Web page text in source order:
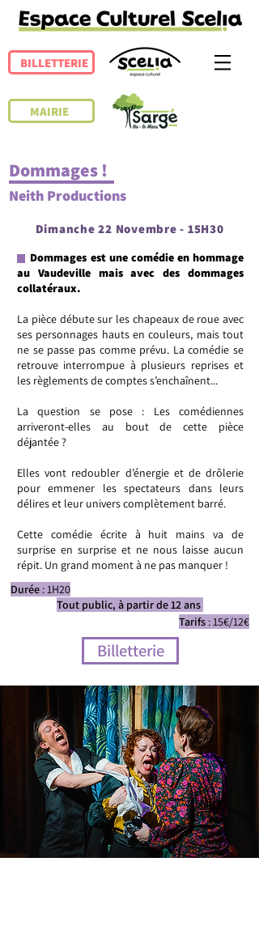
BILLETTERIE
MAIRIE
Dommages !
Neith Productions
Dimanche 22 Novembre - 15H30
Dommages est une comédie en hommage
au Vaudeville mais avec des dommages
collatéraux.
La pièce débute sur les chapeaux de roue avec
ses personnages hauts en couleurs, mais tout
ne se passe pas comme prévu. La comédie se
retrouve interrompue à plusieurs reprises et
les règlements de comptes s’enchaînent...
La question se pose : Les comédiennes
arriveront-elles au bout de cette pièce
déjantée ?
Elles vont redoubler d’énergie et de drôlerie
pour emmener les spectateurs dans leurs
délires et leur univers complètement barré.
Cette comédie écrite à huit mains va de
surprise en surprise et ne nous laisse aucun
répit. Un grand moment à ne pas manquer !
Durée : 1H20
Tout public, à partir de 12 ans
Tarifs : 15€/12€
Billetterie